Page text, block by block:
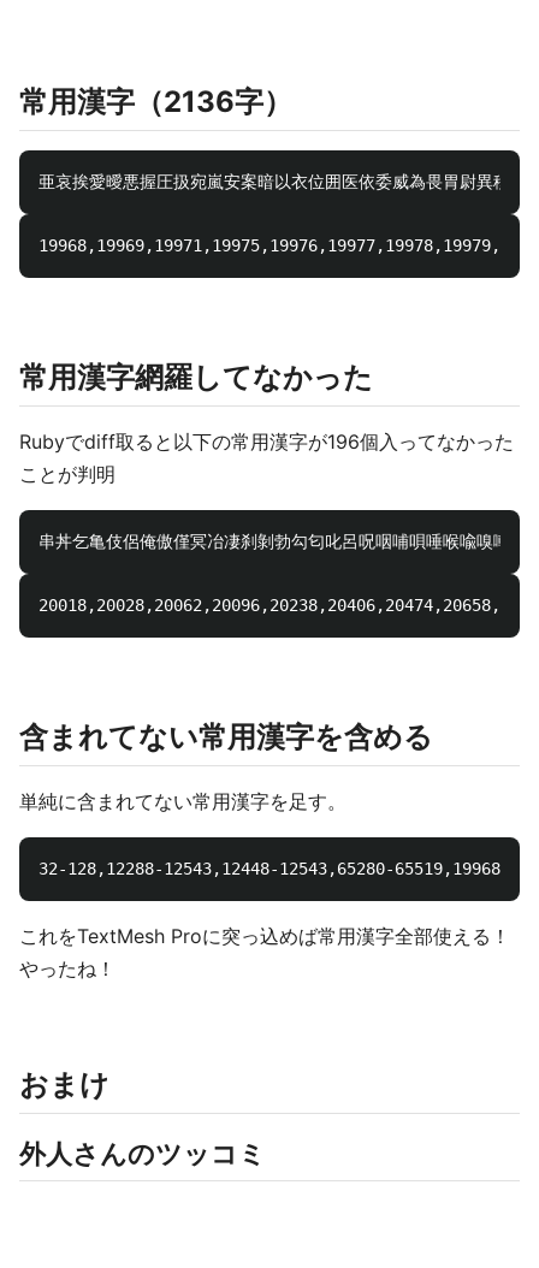
常用漢字（2136字）
常用漢字網羅してなかった
Rubyでdiff取ると以下の常用漢字が196個入ってなかった
ことが判明
含まれてない常用漢字を含める
単純に含まれてない常用漢字を足す。
32-128,12288-12543,12448-12543,65280-
これをTextMesh Proに突っ込めば常用漢字全部使える！
やったね！
おまけ
外人さんのツッコミ